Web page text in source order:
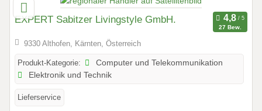
EXPERT Sabitzer Livingstyle GmbH.
27 Bew.
9330 Althofen, Kärnten, Österreich
Produkt-Kategorie:
Computer und Telekommunikation
Elektronik und Technik
Lieferservice